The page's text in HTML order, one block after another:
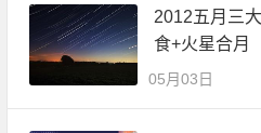
2012五月三
食+火星合月
05月03日